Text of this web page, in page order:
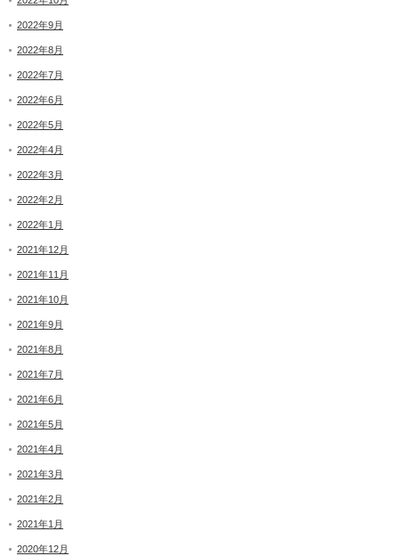
2022年9月
2022年8月
2022年7月
2022年6月
2022年5月
2022年4月
2022年3月
2022年2月
2022年1月
2021年12月
2021年11月
2021年10月
2021年9月
2021年8月
2021年7月
2021年6月
2021年5月
2021年4月
2021年3月
2021年2月
2021年1月
2020年12月